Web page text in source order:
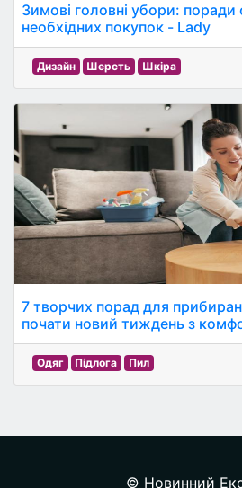
Зимові головні убори:
необхідних покупок - Lady
Дизайн Шерсть Шкіра
7 творчих порад для
почати новий тиждень з
Одяг Підлога Пил
© Новинний